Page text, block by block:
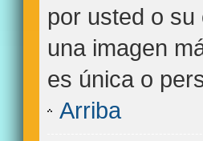
por usted o
una imagen
es única o
Arriba